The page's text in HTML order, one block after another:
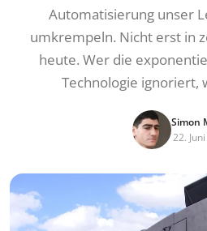
Automatisierung unser
umkrempeln. Nicht erst in
heute. Wer die
Technologie ignoriert,
Simon
22.